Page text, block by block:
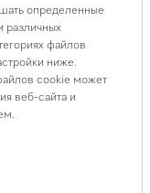
и
определенные
различных
файлов
ниже.
cookie может
веб-сайта и